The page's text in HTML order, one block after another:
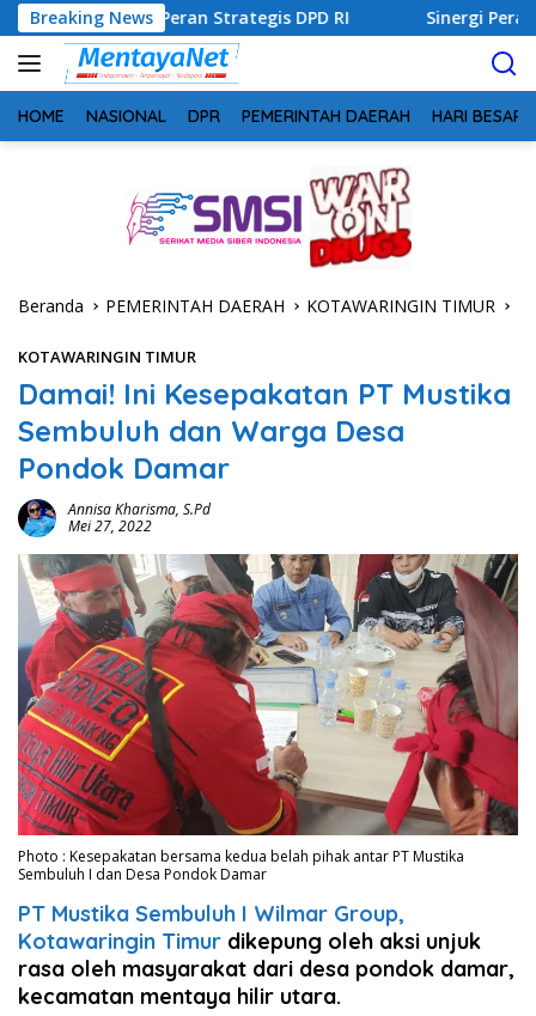
Langsung
ke
konten
Breaking News
Strategis DPD RI Sinergi Perang Melawan Narkoba
HOME NASIONAL DPR PEMERINTAH DAERAH HARI BESAR
Beranda PEMERINTAH DAERAH KOTAWARINGIN TIMUR
KOTAWARINGIN TIMUR
Damai! Ini Kesepakatan PT Mustika
Sembuluh dan Warga Desa
Pondok Damar
Annisa Kharisma, S.Pd
Mei 27, 2022
Photo : Kesepakatan bersama kedua belah pihak antar PT Mustika
Sembuluh I dan Desa Pondok Damar
PT Mustika Sembuluh I Wilmar Group,
Kotawaringin Timur dikepung oleh aksi unjuk
rasa oleh masyarakat dari desa pondok damar,
kecamatan mentaya hilir utara.